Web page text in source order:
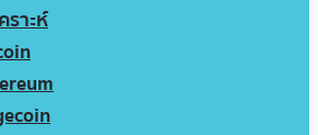
ราะห์